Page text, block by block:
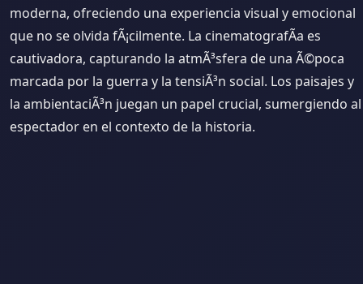
moderna, ofreciendo una experiencia visual y emocional
que no se olvida fÃ¡cilmente. La cinematografÃ­a es
cautivadora, capturando la atmÃ³sfera de una Ã©poca
marcada por la guerra y la tensiÃ³n social. Los paisajes y
la ambientaciÃ³n juegan un papel crucial, sumergiendo al
espectador en el contexto de la historia.